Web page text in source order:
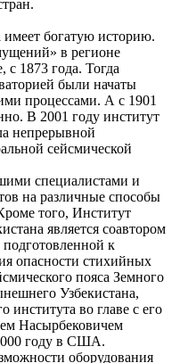
имеет богатую историю.
в регионе
с 1873 года. Тогда
были начаты
процессами. А с 1901
В 2001 году институт
непрерывной
сейсмической
специалистами и
на различные способы
того, Институт
является соавтором
к
опасности стихийных
пояса Земного
Узбекистана,
института во главе с его
Насырбековичем
году в США.
оборудования